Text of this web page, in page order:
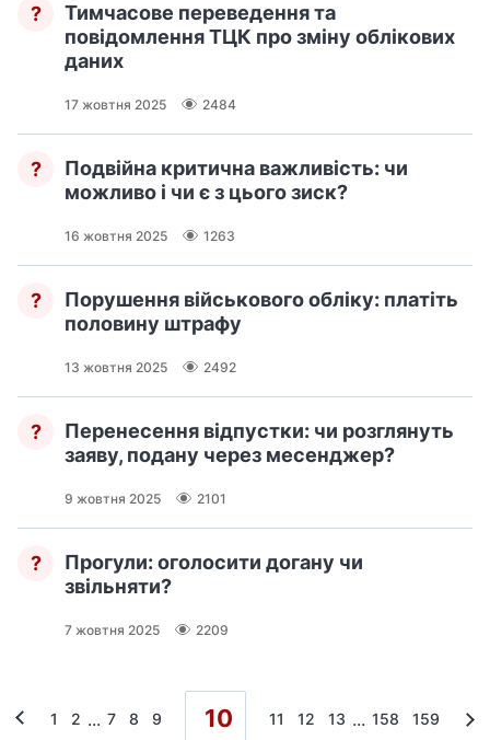
?
Тимчасове переведення та
повідомлення ТЦК про зміну облікових
даних
17 жовтня 2025 2484
?
Подвійна критична важливість: чи
можливо і чи є з цього зиск?
16 жовтня 2025 1263
?
Порушення військового обліку: платіть
половину штрафу
13 жовтня 2025 2492
?
Перенесення відпустки: чи розглянуть
заяву, подану через месенджер?
9 жовтня 2025 2101
?
Прогули: оголосити догану чи
звільняти?
7 жовтня 2025 2209
1 2 ... 7 8 9 10 11 12 13 ... 158 159